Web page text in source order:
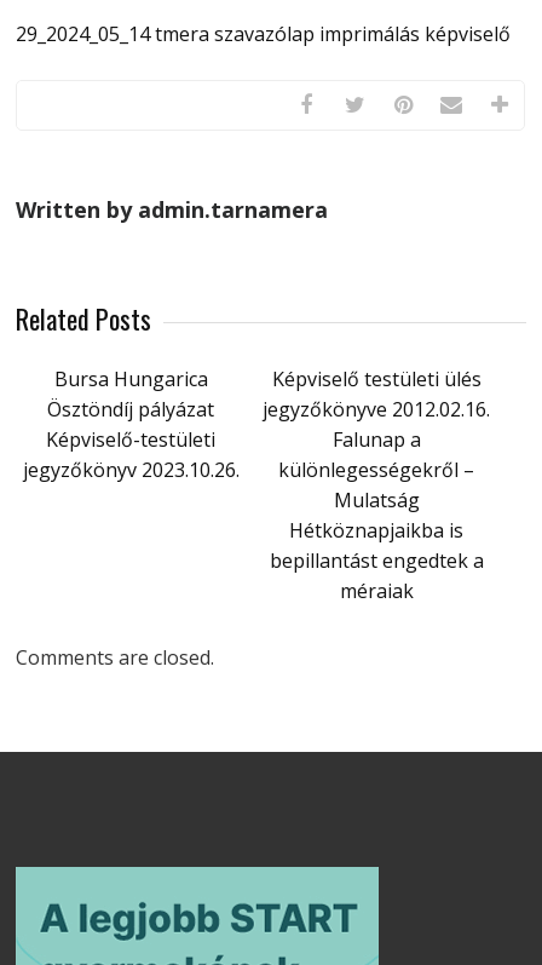
29_2024_05_14 tmera szavazólap imprimálás képviselő
Written by admin.tarnamera
Related Posts
Bursa Hungarica
Ösztöndíj pályázat
Képviselő testületi ülés
jegyzőkönyve 2012.02.16.
Képviselő-testületi
jegyzőkönyv 2023.10.26.
Falunap a
különlegességekről –
Mulatság
Hétköznapjaikba is
bepillantást engedtek a
méraiak
Comments are closed.